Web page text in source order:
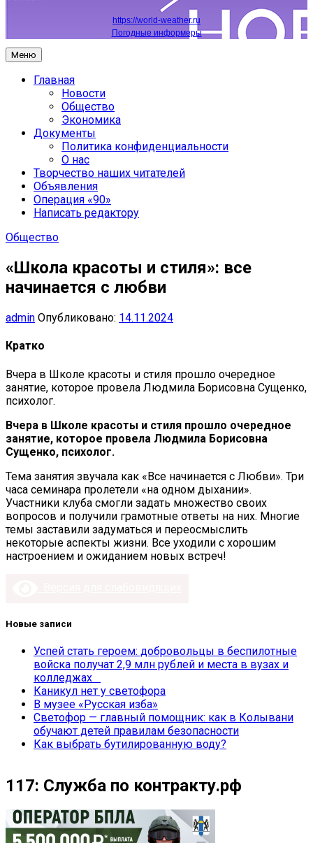
https://world-weather.ru
Погодные информеры
Меню
Главная
Новости
Общество
Экономика
Документы
Политика конфиденциальности
О нас
Творчество наших читателей
Объявления
Операция «90»
Написать редактору
Общество
«Школа красоты и стиля»: все
начинается с любви
admin Опубликовано: 14.11.2024
Кратко
Вчера в Школе красоты и стиля прошло очередное
занятие, которое провела Людмила Борисовна Сущенко,
психолог.
Вчера в Школе красоты и стиля прошло очередное
занятие, которое провела Людмила Борисовна
Сущенко, психолог.
Тема занятия звучала как «Все начинается с Любви». Три
часа семинара пролетели «на одном дыхании».
Участники клуба смогли задать множество своих
вопросов и получили грамотные ответы на них. Многие
темы заставили задуматься и переосмыслить
некоторые аспекты жизни. Все уходили с хорошим
настроением и ожиданием новых встреч!
Новые записи
Успей стать героем: добровольцы в беспилотные
войска получат 2,9 млн рублей и места в вузах и
колледжах
Каникул нет у светофора
В музее «Русская изба»
Светофор — главный помощник: как в Колывани
обучают детей правилам безопасности
Как выбрать бутилированную воду?
117: Служба по контракту.рф